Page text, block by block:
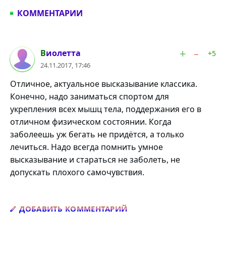
КОММЕНТАРИИ
#1Виолетта
24.11.2017, 17:46
+5
Отличное, актуальное высказывание классика.
Конечно, надо заниматься спортом для
укрепления всех мышц тела, поддержания его в
отличном физическом состоянии. Когда
заболеешь уж бегать не придётся, а только
лечиться. Надо всегда помнить умное
высказывание и стараться не заболеть, не
допускать плохого самочувствия.
ДОБАВИТЬ КОММЕНТАРИЙ